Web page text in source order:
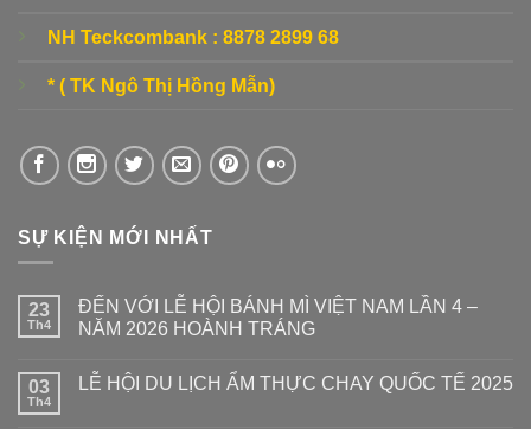
NH Teckcombank : 8878 2899 68
* ( TK Ngô Thị Hồng Mẫn)
SỰ KIỆN MỚI NHẤT
23
Th4
ĐẾN VỚI LỄ HỘI BÁNH MÌ VIỆT NAM LẦN 4 –
NĂM 2026 HOÀNH TRÁNG
03
Th4
LỄ HỘI DU LỊCH ẨM THỰC CHAY QUỐC TẾ 2025